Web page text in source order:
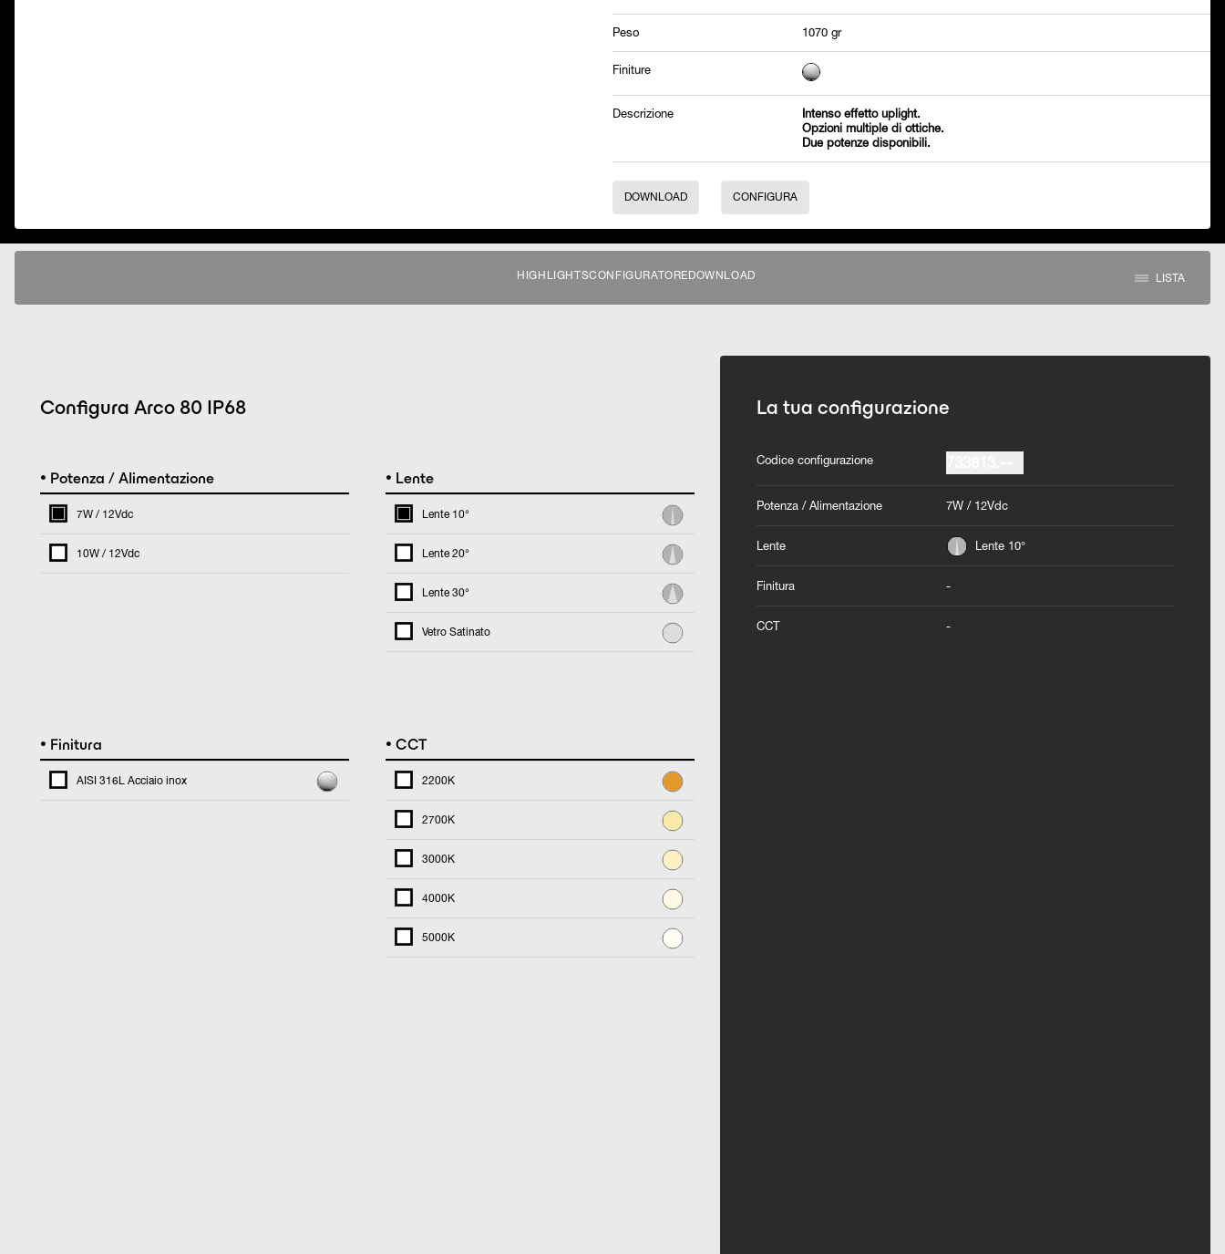
Peso 1070 gr
Finiture
Descrizione
Intenso effetto uplight.
Opzioni multiple di ottiche.
Due potenze disponibili.
DOWNLOAD CONFIGURA
HIGHLIGHTSCONFIGURATORE DOWNLOAD LISTA
Configura Arco 80 IP68
• Potenza / Alimentazione
7W / 12Vdc
10W / 12Vdc
• Lente
Lente 10°
Lente 20°
Lente 30°
Vetro Satinato
• Finitura
AISI 316L Acciaio inox
• CCT
2200K
2700K
3000K
4000K
5000K
La tua configurazione
Codice configurazione
Potenza / Alimentazione 7W / 12Vdc
Lente Lente 10°
Finitura -
CCT -